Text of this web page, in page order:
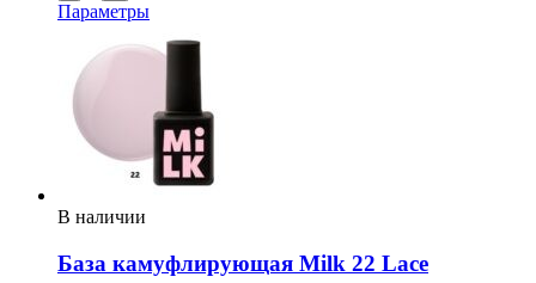
Параметры
В наличии
База камуфлирующая Milk 22 Lace